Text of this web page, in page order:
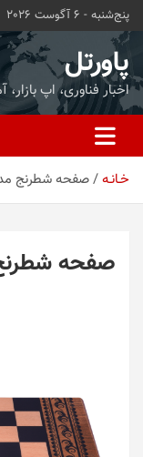
محتوا
بروید
پنج‌شنبه - 6 آگوست 2026
پاورتل
اخبار فناوری، اپ
خـانـه صفحه شطرنج مدل
صفحه شطرنج